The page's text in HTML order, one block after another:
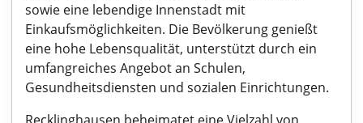
sowie eine lebendige Innenstadt mit
Einkaufsmöglichkeiten. Die Bevölkerung genießt
eine hohe Lebensqualität, unterstützt durch ein
umfangreiches Angebot an Schulen,
Gesundheitsdiensten und sozialen Einrichtungen.